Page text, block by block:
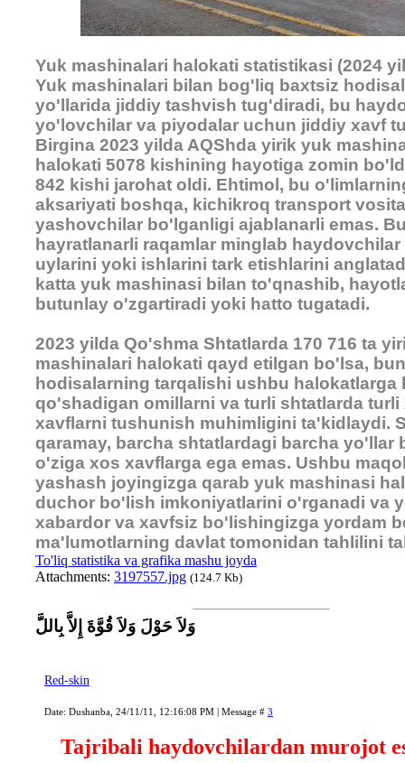
Yuk mashinalari halokati statistikasi (2024
Yuk mashinalari bilan bog'liq baxtsiz
yo'llarida jiddiy tashvish tug'diradi, bu
yo'lovchilar va piyodalar uchun jiddiy xavf
Birgina 2023 yilda AQShda yirik yuk
halokati 5078 kishining hayotiga zomin
842 kishi jarohat oldi. Ehtimol, bu
aksariyati boshqa, kichikroq transport
yashovchilar bo'lganligi ajablanarli emas.
hayratlanarli raqamlar minglab haydovchilar
uylarini yoki ishlarini tark etishlarini
katta yuk mashinasi bilan to'qnashib,
butunlay o'zgartiradi yoki hatto tugatadi.
2023 yilda Qo'shma Shtatlarda 170 716 ta
mashinalari halokati qayd etilgan bo'lsa,
hodisalarning tarqalishi ushbu halokatlarga
qo'shadigan omillarni va turli shtatlarda turli
xavflarni tushunish muhimligini ta'kidlaydi.
qaramay, barcha shtatlardagi barcha yo'llar
o'ziga xos xavflarga ega emas. Ushbu
yashash joyingizga qarab yuk mashinasi
duchor bo'lish imkoniyatlarini o'rganadi va
xabardor va xavfsiz bo'lishingizga yordam
ma'lumotlarning davlat tomonidan tahlilini
To'liq statistika va grafika mashu joyda
Attachments: 3197557.jpg (124.7 Kb)
وَلاَ حَوْلَ وَلاَ قُوَّةَ إِلاَّ بِاللَّ
Red-skin
Date: Dushanba, 24/11/11, 12:16:08 PM | Message # 3
Tajribali haydovchilardan murojot